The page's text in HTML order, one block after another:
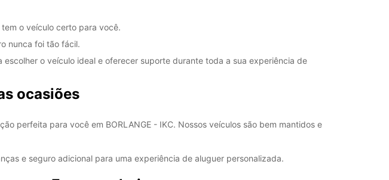
+46 (243) 19050
Itinerário
o veículo certo para você.
nunca foi tão fácil.
o veículo ideal e oferecer suporte durante toda a sua experiência de
ocasiões
perfeita para você em BORLANGE - IKC. Nossos veículos são bem mantidos e
e seguro adicional para uma experiência de aluguer personalizada.